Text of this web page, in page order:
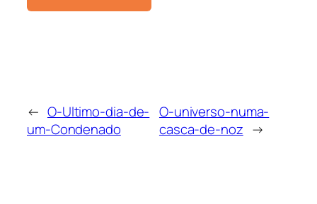
← O-Ultimo-dia-de-
um-Condenado
O-universo-numa-
casca-de-noz →